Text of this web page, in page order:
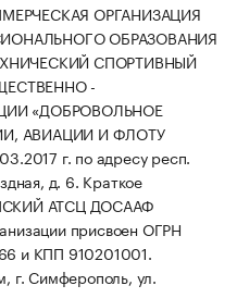
ОРГАНИЗАЦИЯ
ОБРАЗОВАНИЯ
СПОРТИВНЫЙ
-
«ДОБРОВОЛЬНОЕ
АВИАЦИИ И ФЛОТУ
г. по адресу респ.
д. 6. Краткое
АТСЦ ДОСААФ
присвоен ОГРН
и КПП 910201001.
г. Симферополь, ул.